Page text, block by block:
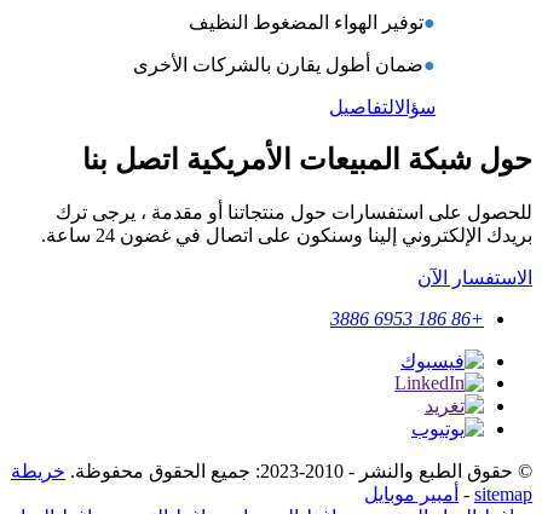
●توفير الهواء المضغوط النظيف
●ضمان أطول يقارن بالشركات الأخرى
سؤالالتفاصيل
حول شبكة المبيعات الأمريكية اتصل بنا
للحصول على استفسارات حول منتجاتنا أو مقدمة ، يرجى ترك
بريدك الإلكتروني إلينا وسنكون على اتصال في غضون 24 ساعة.
الاستفسار الآن
+86 186 6953 3886
© حقوق الطبع والنشر - 2010-2023: جميع الحقوق محفوظة.
خريطة
sitemap
- أمبير موبايل